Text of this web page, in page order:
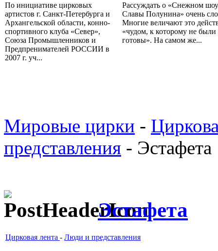
По инициативе цирковых
артистов г. Санкт-Петербурга и
Архангельской области, конно-
спортивного клуба «Север»,
Союза Промышленников и
Предпренимателей РОССИИ в
2007 г. уч...
Рассуждать о «Снежном шоу
Славы Полунина» очень
Многие величают это
«чудом, к которому не были
готовы». На самом же...
Мировые цирки -
представления - Эстафета
Эстафета
Цирковая лента - Люди и представления